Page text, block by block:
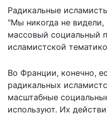
Радикальные
"Мы никогда не
массовый социальный
исламистской
Во Франции, конечно,
радикальных
масштабные
используют. Их